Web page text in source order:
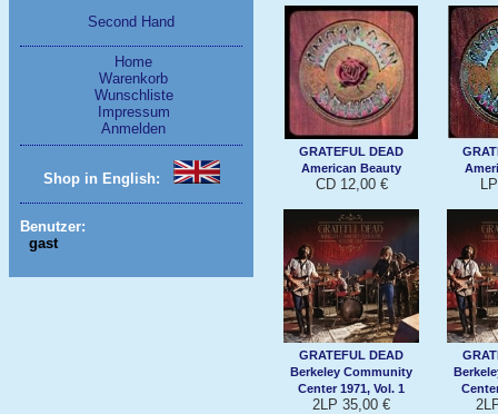
Second Hand
Home
Warenkorb
Wunschliste
Impressum
Anmelden
Shop in English:
Benutzer:
gast
GRATEFUL DEAD
American Beauty
CD 12,00 €
GRATEFUL DEAD
Berkeley Community
Center 1971, Vol. 1
2LP 35,00 €